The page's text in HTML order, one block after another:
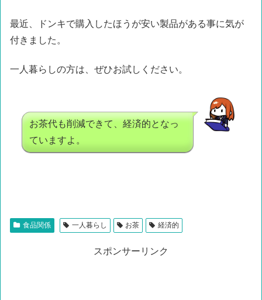
最近、ドンキで購入したほうが安い製品がある事に気が
付きました。
一人暮らしの方は、ぜひお試しください。
お茶代も削減できて、経済的となっ
ていますよ。
食品関係 一人暮らし お茶 経済的
スポンサーリンク